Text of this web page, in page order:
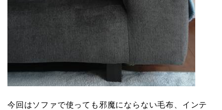
今回はソファで使っても邪魔にならない毛布、インテ